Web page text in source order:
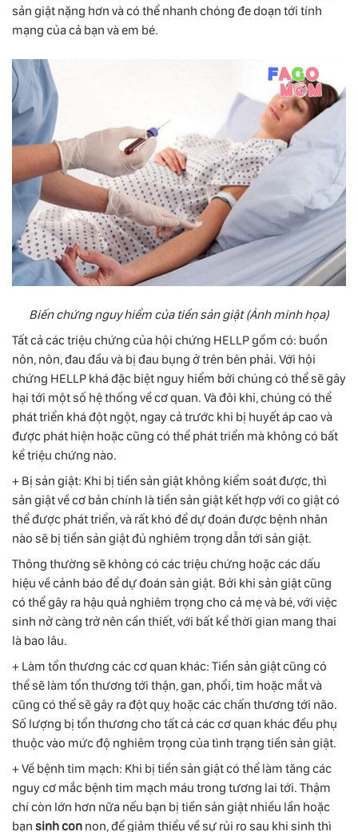
sản giật nặng hơn và có thể nhanh chóng đe doạn tới tính
mạng của cả bạn và em bé.
Biến chứng nguy hiểm của tiền sản giật (Ảnh minh họa)
Tất cả các triệu chứng của hội chứng HELLP gồm có: buồn
nôn, nôn, đau đầu và bị đau bụng ở trên bên phải. Với hội
chứng HELLP khá đặc biệt nguy hiểm bởi chúng có thể sẽ gây
hại tới một số hệ thống về cơ quan. Và đôi khi, chúng có thể
phát triển khá đột ngột, ngay cả trước khi bị huyết áp cao và
được phát hiện hoặc cũng có thể phát triển mà không có bất
kể triệu chứng nào.
+ Bị sản giật: Khi bị tiền sản giật không kiểm soát được, thì
sản giật về cơ bản chính là tiền sản giật kết hợp với co giật có
thể được phát triển, và rất khó để dự đoán được bệnh nhân
nào sẽ bị tiền sản giật đủ nghiêm trọng dẫn tới sản giật.
Thông thường sẽ không có các triệu chứng hoặc các dấu
hiệu về cảnh báo để dự đoán sản giật. Bởi khi sản giật cũng
có thể gây ra hậu quả nghiêm trọng cho cả mẹ và bé, với việc
sinh nở càng trở nên cần thiết, với bất kể thời gian mang thai
là bao lâu.
+ Làm tổn thương các cơ quan khác: Tiền sản giật cũng có
thể sẽ làm tổn thương tới thận, gan, phổi, tim hoặc mắt và
cũng có thể sẽ gây ra đột quỵ hoặc các chấn thương tới não.
Số lượng bị tổn thương cho tất cả các cơ quan khác đều phụ
thuộc vào mức độ nghiêm trọng của tình trạng tiền sản giật.
+ Về bệnh tim mạch: Khi bị tiền sản giật có thể làm tăng các
nguy cơ mắc bệnh tim mạch máu trong tương lai tới. Thậm
chí còn lớn hơn nữa nếu bạn bị tiền sản giật nhiều lần hoặc
bạn sinh con non, để giảm thiểu về sự rủi ro sau khi sinh thì